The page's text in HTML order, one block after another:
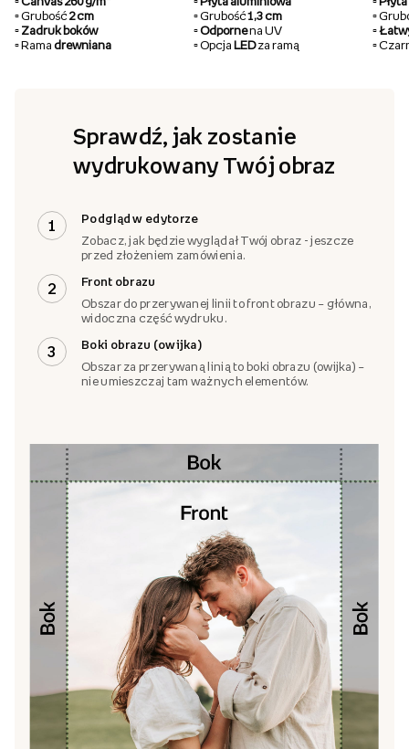
▫️ Grubość 2 cm
▫️ Zadruk boków
▫️ Rama drewniana
▫️ Grubość1,3 cm
▫️ Odpornena UV
▫️ Opcja LEDza ramą
▫️
▫️
▫️
Sprawdź, jak zostanie
wydrukowany Twój obraz
1
Podgląd w edytorze
Zobacz, jak będzie wyglądał Twój obraz - jeszcze
przed złożeniem zamówienia.
2
Front obrazu
Obszar do przerywanej linii to front obrazu – główna,
widoczna część wydruku.
3
Boki obrazu (owijka)
Obszar za przerywaną linią to boki obrazu (owijka) –
nie umieszczaj tam ważnych elementów.